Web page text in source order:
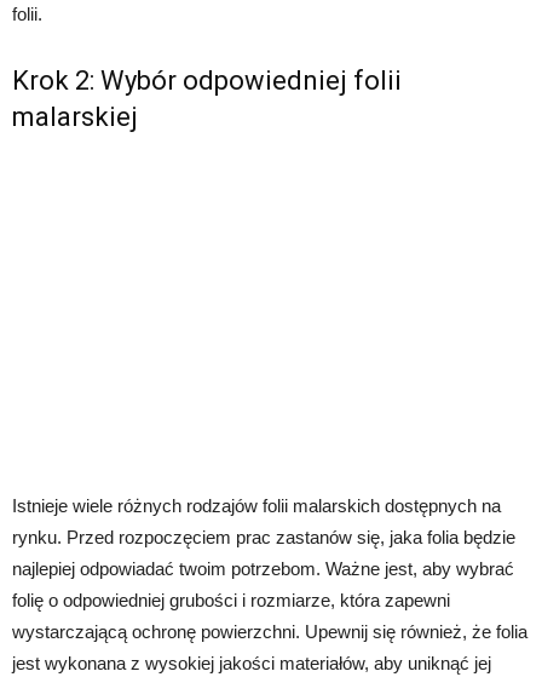
folii.
Krok 2: Wybór odpowiedniej folii
malarskiej
Istnieje wiele różnych rodzajów folii malarskich dostępnych na
rynku. Przed rozpoczęciem prac zastanów się, jaka folia będzie
najlepiej odpowiadać twoim potrzebom. Ważne jest, aby wybrać
folię o odpowiedniej grubości i rozmiarze, która zapewni
wystarczającą ochronę powierzchni. Upewnij się również, że folia
jest wykonana z wysokiej jakości materiałów, aby uniknąć jej